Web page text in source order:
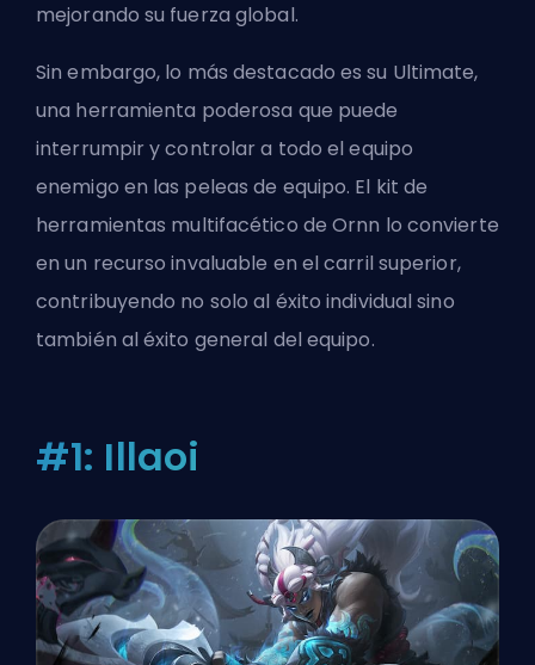
mejorando su fuerza global.
Sin embargo, lo más destacado es su Ultimate,
una herramienta poderosa que puede
interrumpir y controlar a todo el equipo
enemigo en las peleas de equipo. El kit de
herramientas multifacético de Ornn lo convierte
en un recurso invaluable en el carril superior,
contribuyendo no solo al éxito individual sino
también al éxito general del equipo.
#1: Illaoi